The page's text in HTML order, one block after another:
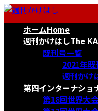
コ
ナ
ホームHome
週刊かけはしThe
既刊号一覧
2021年
週刊かけ
第四インターナショ
第18回世界大会